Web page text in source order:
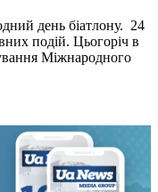
день біатлону. 24
подій. Цьогоріч в
Міжнародного